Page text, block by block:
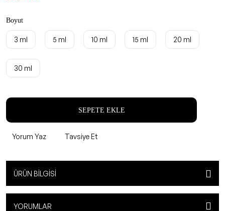
Boyut
3 ml 5 ml 10 ml 15 ml 20 ml
30 ml
SEPETE EKLE
Yorum Yaz Tavsiye Et
ÜRÜN BILGISI
YORUMLAR